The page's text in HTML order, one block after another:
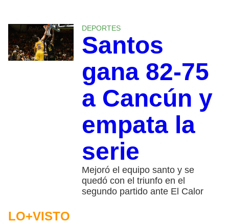
DEPORTES
Santos
gana 82-75
a Cancún y
empata la
serie
Mejoró el equipo santo y se
quedó con el triunfo en el
segundo partido ante El Calor
LO+VISTO